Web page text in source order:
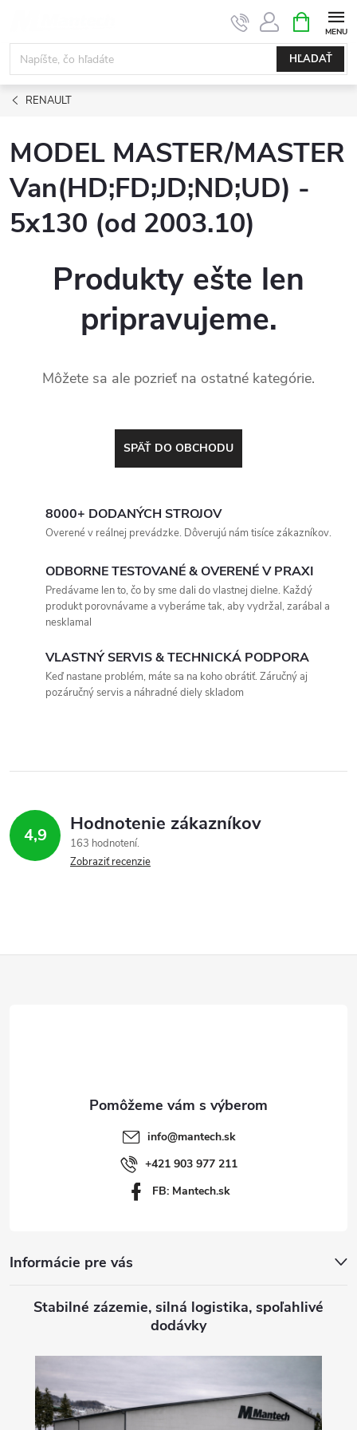
obsah
HĽADAŤ
KOŠÍK
RENAULT
MODEL MASTER/MASTER
Van(HD;FD;JD;ND;UD) -
5x130 (od 2003.10)
Produkty ešte len
pripravujeme.
Môžete sa ale pozrieť na ostatné kategórie.
SPÄŤ DO OBCHODU
8000+ DODANÝCH STROJOV
Overené v reálnej prevádzke. Dôverujú nám tisíce zákazníkov.
ODBORNE TESTOVANÉ & OVERENÉ V PRAXI
Predávame len to, čo by sme dali do vlastnej dielne. Každý
produkt porovnávame a vyberáme tak, aby vydržal, zarábal a
nesklamal
VLASTNÝ SERVIS & TECHNICKÁ PODPORA
Keď nastane problém, máte sa na koho obrátiť. Záručný aj
pozáručný servis a náhradné diely skladom
4,9 Hodnotenie zákazníkov
163 hodnotení
Zobraziť recenzie
info@mantech.sk
+421 903 977 211
FB: Mantech.sk
Informácie pre vás
Stabilné zázemie, silná logistika, spoľahlivé
dodávky